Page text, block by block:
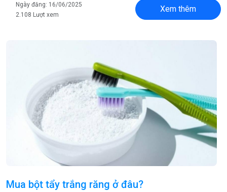
Ngày đăng: 16/06/2025
2.108 Lượt xem
Xem thêm
Mua bột tẩy trắng răng ở đâu?